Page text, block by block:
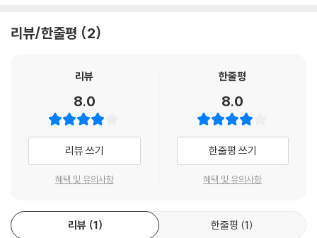
07 울타리 화분 받침
08 옷걸이 선반
10 협탁 겸용 상자
12 소잉 테이블
13 5단 선반장
15 책장
16 싱글 침대
18 벽난로
19 입간판
리뷰/한줄평 2
리뷰
8.0
리뷰 쓰기
혜택 및 유의사항
한줄평
8.0
한줄평 쓰기
혜택 및 유의사항
리뷰 1 한줄평 1